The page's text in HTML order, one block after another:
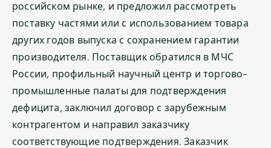
российском рынке, и предложил рассмотреть
поставку частями или с использованием товара
других годов выпуска с сохранением гарантии
производителя. Поставщик обратился в МЧС
России, профильный научный центр и торгово-
промышленные палаты для подтверждения
дефицита, заключил договор с зарубежным
контрагентом и направил заказчику
соответствующие подтверждения. Заказчик